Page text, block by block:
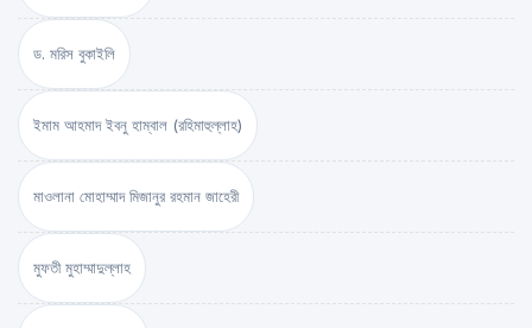
ড. মরিস বুকাইলি
ইমাম আহমাদ ইবনু হাম্বাল (রহিমাহুল্লাহ)
মাওলানা মোহাম্মাদ মিজানুর রহমান জাহেরী
মুফতী মুহাম্মাদুল্লাহ